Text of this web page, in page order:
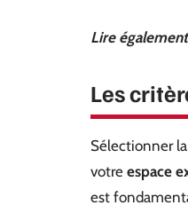
Lire
Les
Sélectionner
votre espace
est